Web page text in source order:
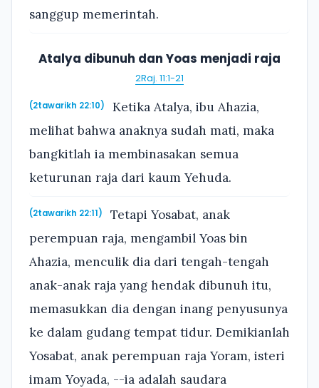
sanggup memerintah.
Atalya dibunuh dan Yoas menjadi raja
2Raj. 11:1-21
(2tawarikh 22:10)
Ketika Atalya, ibu Ahazia,
melihat bahwa anaknya sudah mati, maka
bangkitlah ia membinasakan semua
keturunan raja dari kaum Yehuda.
(2tawarikh 22:11)
Tetapi Yosabat, anak
perempuan raja, mengambil Yoas bin
Ahazia, menculik dia dari tengah-tengah
anak-anak raja yang hendak dibunuh itu,
memasukkan dia dengan inang penyusunya
ke dalam gudang tempat tidur. Demikianlah
Yosabat, anak perempuan raja Yoram, isteri
imam Yoyada, --ia adalah saudara